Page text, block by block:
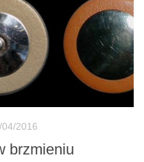
04/2016
brzmieniu